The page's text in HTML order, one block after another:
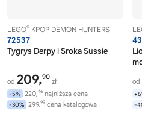
LEGO® KPOP DEMON HUNTERS
72537
Tygrys Derpy i Sroka Sussie
od 209,90
zł
-5% 220,46 najniższa cena
-30% 299,99 cena katalogowa
od
-